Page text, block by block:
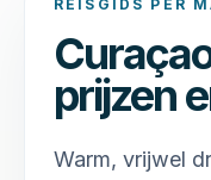
REISGIDS PER
prijzen
Warm, vrijwel